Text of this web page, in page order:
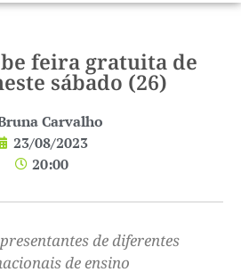
feira gratuita de
sábado (26)
Carvalho
23/08/2023
20:00
de diferentes
de ensino